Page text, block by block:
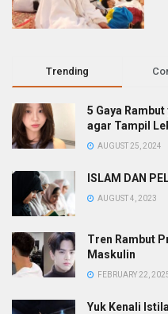
Trending
5 Gaya
agar Tampil
AUGUST 25, 2024
ISLAM DAN
AUGUST 4, 2023
Tren Rambut
Maskulin
FEBRUARY 22,
Yuk Kenali